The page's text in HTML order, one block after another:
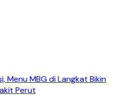
Menu MBG di Langkat Bikin
Perut